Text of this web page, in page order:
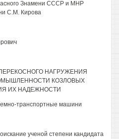
Знамени СССР и МНР
С.М. Кирова
НАГРУЖЕНИЯ
КОЗЛОВЫХ
ИХ НАДЕЖНОСТИ
транспортные машини
ученой степени кандидата